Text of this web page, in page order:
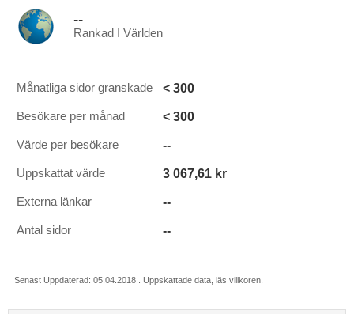
--
Rankad I Världen
Månatliga sidor granskade < 300
Besökare per månad < 300
Värde per besökare --
Uppskattat värde 3 067,61 kr
Externa länkar --
Antal sidor --
Senast Uppdaterad: 05.04.2018 . Uppskattade data, läs villkoren.